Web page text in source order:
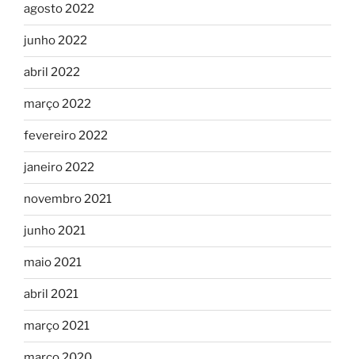
agosto 2022
junho 2022
abril 2022
março 2022
fevereiro 2022
janeiro 2022
novembro 2021
junho 2021
maio 2021
abril 2021
março 2021